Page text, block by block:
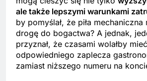
ale także lepszymi warunkami
by pomyślał, że piła
drogę do bogactwa? A jednak,
przyznał, że czasami wolałby
odpowiedniego zaplecza
zamiast niższego numeru na